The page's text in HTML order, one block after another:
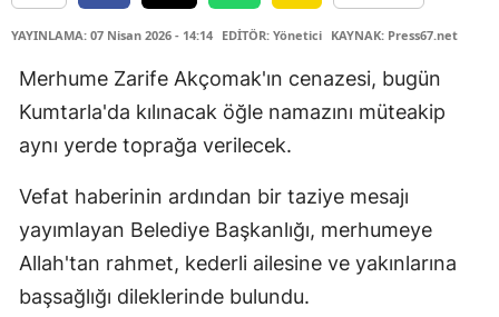
YAYINLAMA: 07 Nisan 2026 - 14:14 EDİTÖR: Yönetici KAYNAK: Press67.net
Merhume Zarife Akçomak'ın cenazesi, bugün
Kumtarla'da kılınacak öğle namazını müteakip
aynı yerde toprağa verilecek.
Vefat haberinin ardından bir taziye mesajı
yayımlayan Belediye Başkanlığı, merhumeye
Allah'tan rahmet, kederli ailesine ve yakınlarına
başsağlığı dileklerinde bulundu.